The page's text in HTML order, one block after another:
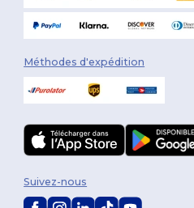
Méthodes d'expédition
Suivez-nous